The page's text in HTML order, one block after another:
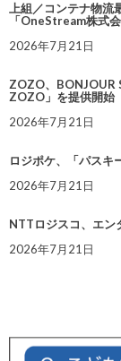
上組／コンテナ物
「OneStream株式
2026年7月21日
ZOZO、BONJOUR
ZOZO」を提供開始
2026年7月21日
ロジポケ、「パスキ
2026年7月21日
NTTロジスコ、エン
2026年7月21日